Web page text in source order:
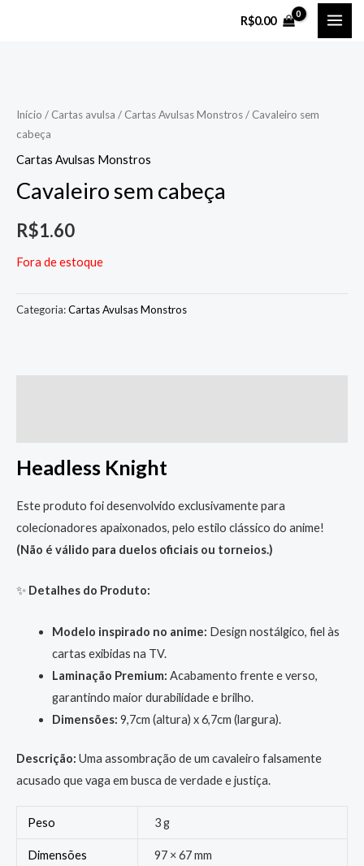
R$0.00
Início / Cartas avulsa / Cartas Avulsas Monstros/ Cavaleiro sem
cabeça
Cartas Avulsas Monstros
Cavaleiro sem cabeça
R$1.60
Fora de estoque
Categoria:Cartas Avulsas Monstros
Headless Knight
Este produto foi desenvolvido exclusivamente para
colecionadores apaixonados, pelo estilo clássico do anime!
(Não é válido para duelos oficiais ou torneios.)
✨ Detalhes do Produto:
Modelo inspirado no anime: Design nostálgico, fiel às
cartas exibidas na TV.
Laminação Premium: Acabamento frente e verso,
garantindo maior durabilidade e brilho.
Dimensões: 9,7cm (altura) x 6,7cm (largura).
Descrição: Uma assombração de um cavaleiro falsamente
acusado que vaga em busca de verdade e justiça.
Peso 3 g
Dimensões 97 × 67 mm